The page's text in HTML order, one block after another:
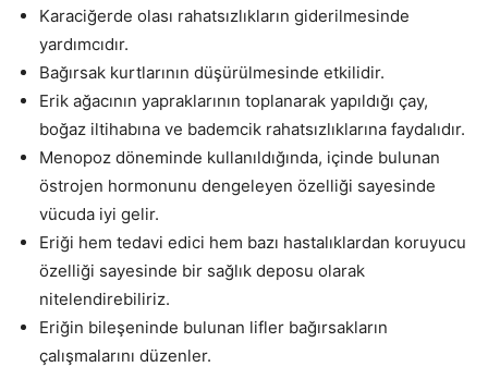
Karaciğerde olası rahatsızlıkların giderilmesinde
yardımcıdır.
Bağırsak kurtlarının düşürülmesinde etkilidir.
Erik ağacının yapraklarının toplanarak yapıldığı çay,
boğaz iltihabına ve bademcik rahatsızlıklarına faydalıdır.
Menopoz döneminde kullanıldığında, içinde bulunan
östrojen hormonunu dengeleyen özelliği sayesinde
vücuda iyi gelir.
Eriği hem tedavi edici hem bazı hastalıklardan koruyucu
özelliği sayesinde bir sağlık deposu olarak
nitelendirebiliriz.
Eriğin bileşeninde bulunan lifler bağırsakların
çalışmalarını düzenler.